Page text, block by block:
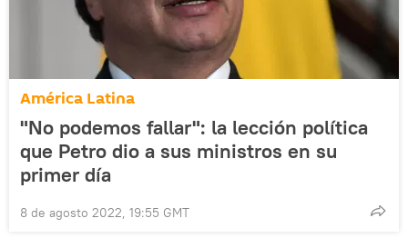
América Latina
"No podemos fallar": la lección política
que Petro dio a sus ministros en su
primer día
8 de agosto 2022, 19:55 GMT